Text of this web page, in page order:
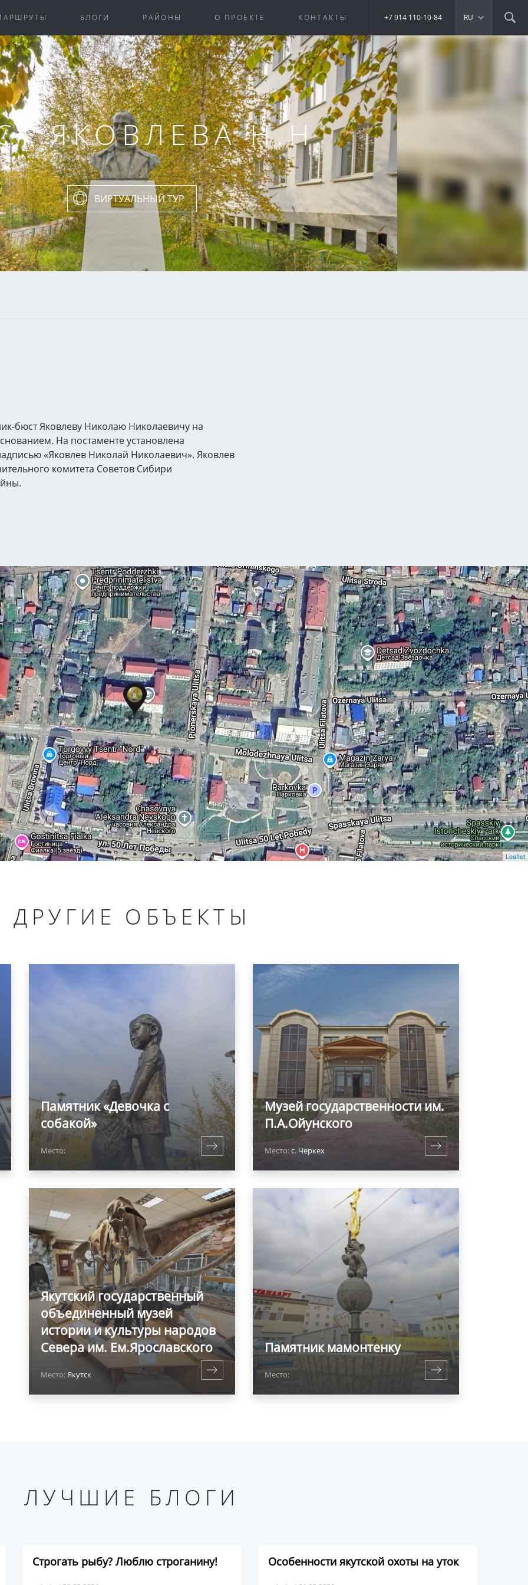
БЛОГИ РАЙОНЫ О ПРОЕКТЕ КОНТАКТЫ RU
+7 914 110-10-84
ЯКОВЛЕВА Н.Н.
ВИРТУАЛЬНЫЙ ТУР
бюст Яковлеву Николаю Николаевичу на
На постаменте установлена
«Яковлев Николай Николаевич». Яковлев
комитета Советов Сибири
Leaflet
ДРУГИЕ ОБЪЕКТЫ
Памятник «Девочка с
собакой»
Место:
Музей государственности им.
П.А.Ойунского
Место:с. Черкех
Якутский государственный
объединенный музей
истории и культуры народов
Севера им. Ем.Ярославского
Место:Якутск
Памятник мамонтенку
Место:
ЛУЧШИЕ БЛОГИ
Строгать рыбу? Люблю строганину! Особенности якутской охоты на уток